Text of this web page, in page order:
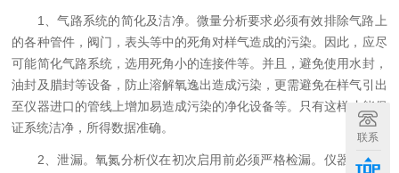
1、气路系统的简化及洁净。微量分析要求必须有效排除气路上
的各种管件，阀门，表头等中的死角对样气造成的污染。因此，应尽
可能简化气路系统，选用死角小的连接件等。并且，避免使用水封，
油封及腊封等设备，防止溶解氧逸出造成污染，更需避免在样气引出
至仪器进口的管线上增加易造成污染的净化设备等。只有这样才能保
证系统洁净，所得数据准确。
2、泄漏。氧氮分析仪在初次启用前必须严格检漏。仪器只有在
联系